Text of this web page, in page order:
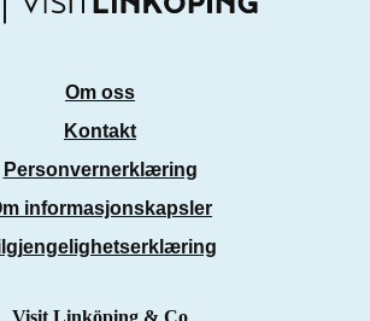
Om oss
Kontakt
Personvernerklæring
informasjonskapsler
Visit Linköping & Co